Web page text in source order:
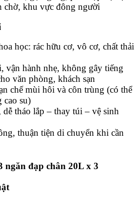
chờ, khu vực đông người
học: rác hữu cơ, vô cơ, chất thải
vận hành nhẹ, không gây tiếng
văn phòng, khách sạn
chế mùi hôi và côn trùng (có thể
cao su)
tháo lắp – thay túi – vệ sinh
thuận tiện di chuyển khi cần
ngăn đạp chân 20L x 3